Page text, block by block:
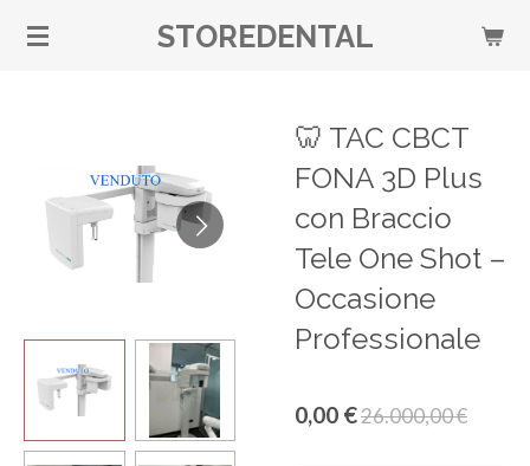
Vai
STOREDENTAL
🦷 TAC CBCT
FONA 3D Plus
con Braccio
Tele One Shot –
Occasione
Professionale
0,00 €26.000,00 €